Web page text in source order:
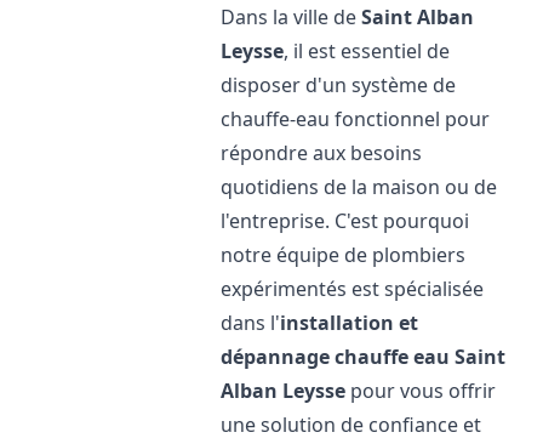
Dans la ville deSaint Alban
Leysse, il est essentiel de
disposer d'un système de
chauffe-eau fonctionnel pour
répondre aux besoins
quotidiens de la maison ou de
l'entreprise. C'est pourquoi
notre équipe de plombiers
expérimentés est spécialisée
dans l'installation et
dépannage chauffe eau Saint
Alban Leysse pour vous offrir
une solution de confiance et